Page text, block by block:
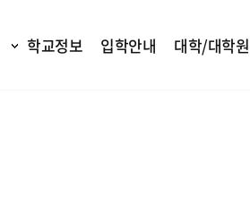
학교정보 입학안내 대학/대학원